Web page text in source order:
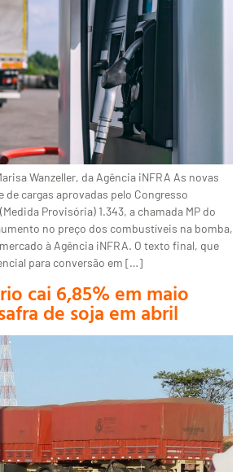
Wanzeller, da Agência iNFRA As novas
de cargas aprovadas pelo Congresso
Provisória) 1.343, a chamada MP do
no preço dos combustíveis na bomba,
à Agência iNFRA. O texto final, que
para conversão em […]
cai 6,85% em maio
de soja em abril